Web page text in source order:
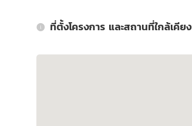
ที่ตั้งโครงการ และสถานที่ใกล้เคียง